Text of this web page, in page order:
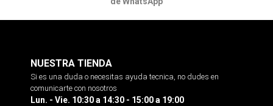
NUESTRA TIENDA
Si es una duda o necesitas ayuda tecnica, no dudes en
comunicarte con nosotros
Lun. - Vie. 10:30 a 14:30 - 15:00 a 19:00